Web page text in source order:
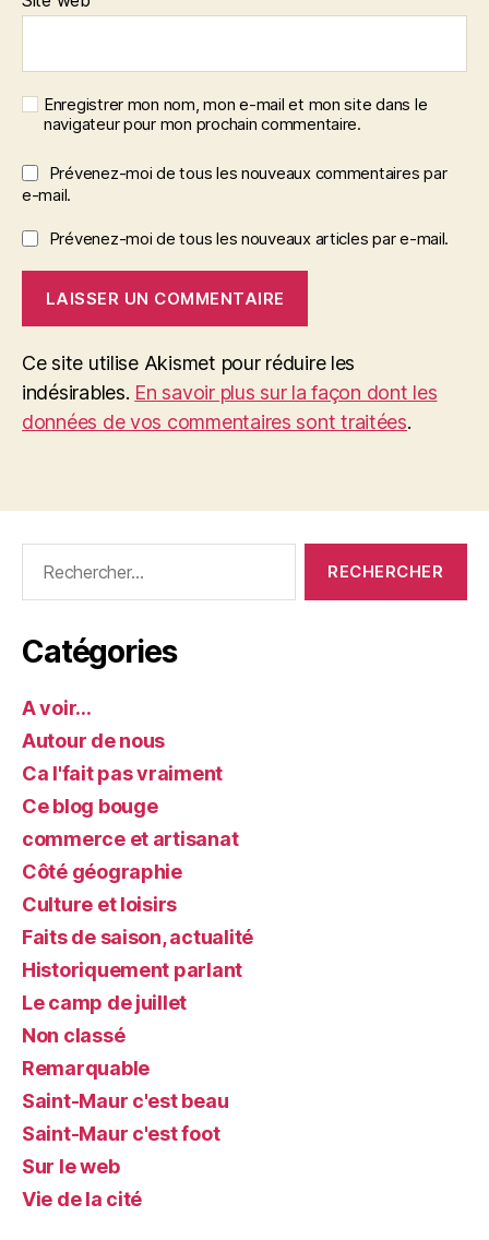
Enregistrer mon nom, mon e-mail et mon site dans le
navigateur pour mon prochain commentaire.
Prévenez-moi de tous les nouveaux commentaires par
e-mail.
Prévenez-moi de tous les nouveaux articles par e-mail.
Ce site utilise Akismet pour réduire les
indésirables. En savoir plus sur la façon dont les
données de vos commentaires sont traitées.
Catégories
A voir…
Autour de nous
Ca l'fait pas vraiment
Ce blog bouge
commerce et artisanat
Côté géographie
Culture et loisirs
Faits de saison, actualité
Historiquement parlant
Le camp de juillet
Non classé
Remarquable
Saint-Maur c'est beau
Saint-Maur c'est foot
Sur le web
Vie de la cité